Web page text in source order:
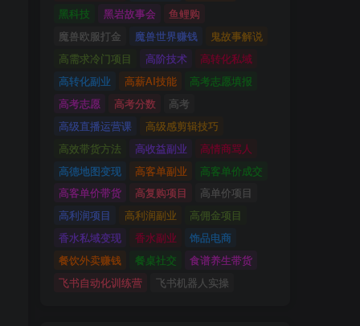
黑科技
黑岩故事会
鱼鲤购
魔兽欧服打金
魔兽世界赚钱
鬼故事解说
高需求冷门项目
高阶技术
高转化私域
高转化副业
高薪AI技能
高考志愿填报
高考志愿
高考分数
高考
高级直播运营课
高级感剪辑技巧
高效带货方法
高收益副业
高情商骂人
高德地图变现
高客单副业
高客单价成交
高客单价带货
高复购项目
高单价项目
高利润项目
高利润副业
高佣金项目
香水私域变现
香水副业
饰品电商
餐饮外卖赚钱
餐桌社交
食谱养生带货
飞书自动化训练营
飞书机器人实操